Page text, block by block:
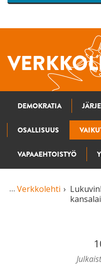
DEMOKRATIA
OSALLISUUS
VAPAAEHTOISTYÖ
Verkkolehti